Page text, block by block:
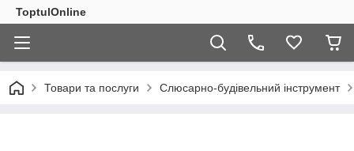
ToptulOnline
Товари та послуги Слюсарно-будівельний інструмент